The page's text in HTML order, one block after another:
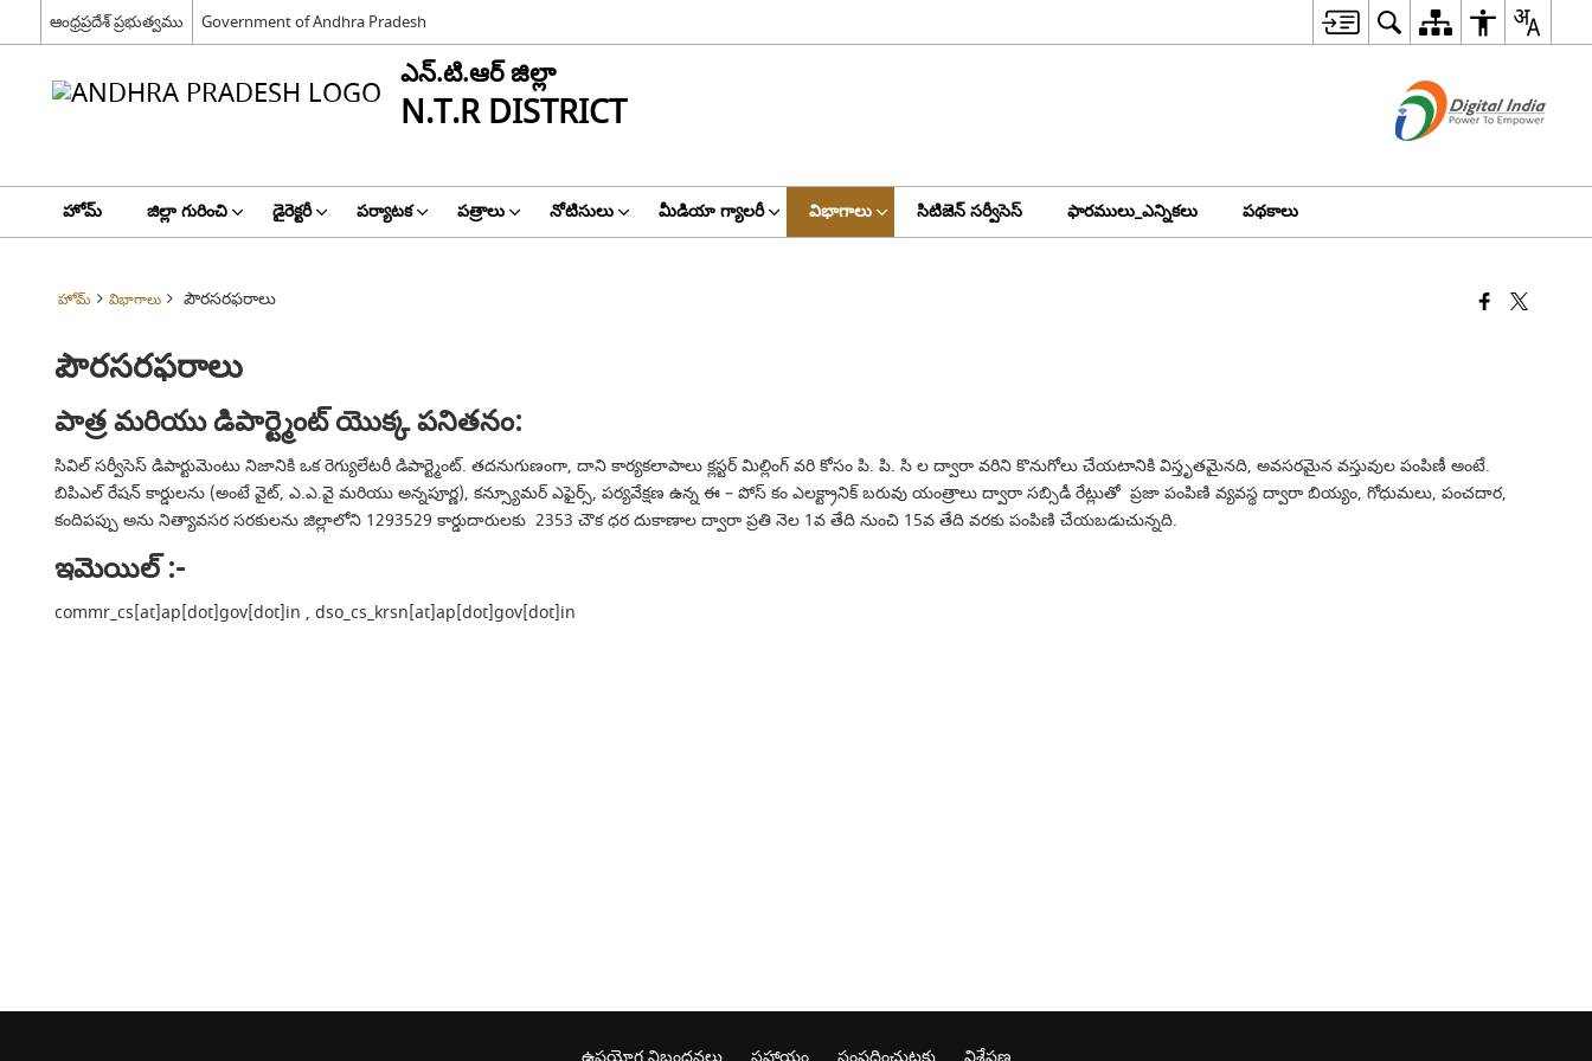
ఆంధ్రప్రదేశ్ ప్రభుత్వము Government of Andhra Pradesh
ఎన్.టి.ఆర్ జిల్లా
N.T.R DISTRICT
హోమ్ జిల్లా గురించి డైరెక్టరీ పర్యాటక పత్రాలు నోటిసులు మీడియా గ్యాలరీ విభాగాలు సిటిజెన్ సర్వీసెస్ ఫారములు_ఎన్నికలు పథకాలు
హోమ్ విభాగాలు పౌరసరఫరాలు
పౌరసరఫరాలు
పాత్ర మరియు డిపార్ట్మెంట్ యొక్క పనితనం:
సివిల్ సర్వీసెస్ డిపార్టుమెంటు నిజానికి ఒక రెగ్యులేటరీ డిపార్ట్మెంట్. తదనుగుణంగా, దాని కార్యకలాపాలు క్లస్టర్ మిల్లింగ్ వరి కోసం పి. పి. సి ల ద్వారా వరిని కొనుగోలు చేయటానికి విస్తృతమైనది, అవసరమైన వస్తువుల పంపిణీ అంటే.
బిపిఎల్ రేషన్ కార్డులను (అంటే వైట్, ఎ.ఎ.వై మరియు అన్నపూర్ణ), కన్స్యూమర్ ఎఫైర్స్, పర్యవేక్షణ ఉన్న ఈ – పోస్ కం ఎలక్ట్రానిక్ బరువు యంత్రాలు ద్వారా సబ్సిడీ రేట్లుతో ప్రజా పంపిణి వ్యవస్థ ద్వారా బియ్యం, గోధుమలు, పంచదార,
కందిపప్పు అను నిత్యావసర సరకులను జిల్లాలోని 1293529 కార్డుదారులకు 2353 చౌక ధర దుకాణాల ద్వారా ప్రతి నెల 1వ తేది నుంచి 15వ తేది వరకు పంపిణి చేయబడుచున్నది.
ఇమెయిల్ :-
commr_cs[at]ap[dot]gov[dot]in , dso_cs_krsn[at]ap[dot]gov[dot]in